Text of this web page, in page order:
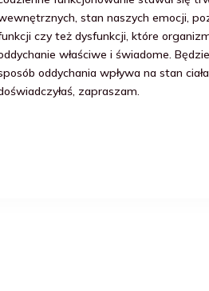
stan naszych emocji,
czy też dysfunkcji, które
właściwe i świadome.
oddychania wpływa na stan
zapraszam.